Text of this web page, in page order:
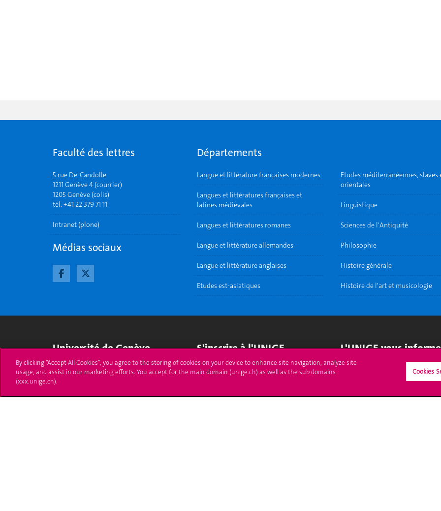
Faculté des lettres
5 rue De-Candolle
1211 Genève 4 (courrier)
1205 Genève (colis)
tél. +41 22 379 71 11
Intranet (plone)
Médias sociaux
Départements
Langue et littérature françaises modernes
Langues et littératures françaises et
latines médiévales
Langues et littératures romanes
Langue et littérature allemandes
Langue et littérature anglaises
Etudes est-asiatiques
Etudes méditerranéennes, slaves
orientales
Linguistique
Sciences de l'Antiquité
Philosophie
Histoire générale
Histoire de l'art et musicologie
Université de Genève
24 rue du Général-Dufour
1211 Genève 4
F. +41 (0)22 379 11 34
S'inscrire à l'UNIGE
Immatriculations
L'UNIGE vous informe
By clicking “Accept All Cookies”, you agree to the storing of cookies on your device to enhance site navigation, analyze site
usage, and assist in our marketing efforts. You accept for the main domain (unige.ch) as well as the sub domains
(xxx.unige.ch).
Cookies